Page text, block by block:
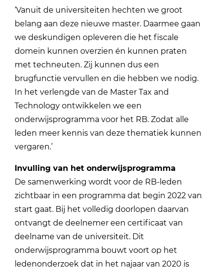
‘Vanuit de universiteiten hechten we groot
belang aan deze nieuwe master. Daarmee gaan
we deskundigen opleveren die het fiscale
domein kunnen overzien én kunnen praten
met techneuten. Zij kunnen dus een
brugfunctie vervullen en die hebben we nodig.
In het verlengde van de Master Tax and
Technology ontwikkelen we een
onderwijsprogramma voor het RB. Zodat alle
leden meer kennis van deze thematiek kunnen
vergaren.’
Invulling van het onderwijsprogramma
De samenwerking wordt voor de RB-leden
zichtbaar in een programma dat begin 2022 van
start gaat. Bij het volledig doorlopen daarvan
ontvangt de deelnemer een certificaat van
deelname van de universiteit. Dit
onderwijsprogramma bouwt voort op het
ledenonderzoek dat in het najaar van 2020 is